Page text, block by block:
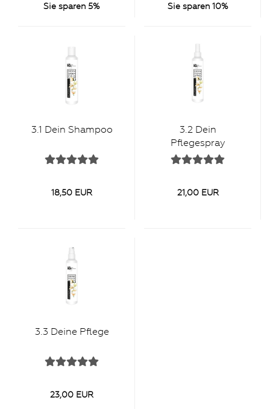
Sie sparen 5%
Sie sparen 10%
3.1 Dein Shampoo
18,50 EUR
3.2 Dein
Pflegespray
21,00 EUR
3.3 Deine Pflege
23,00 EUR